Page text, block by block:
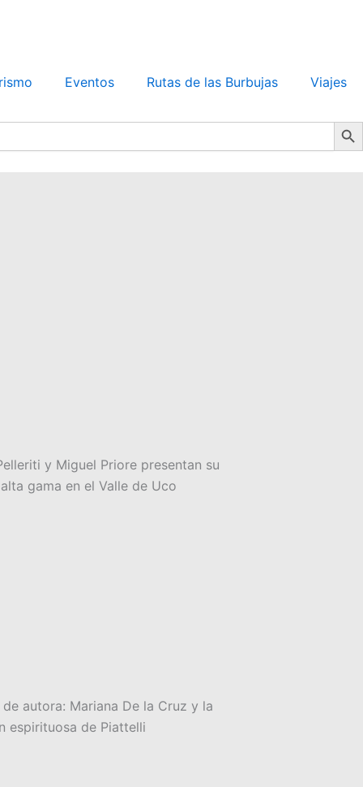
Eventos Rutas de las Burbujas Viajes
Search
y Miguel Priore presentan su
gama en el Valle de Uco
autora: Mariana De la Cruz y la
espirituosa de Piattelli